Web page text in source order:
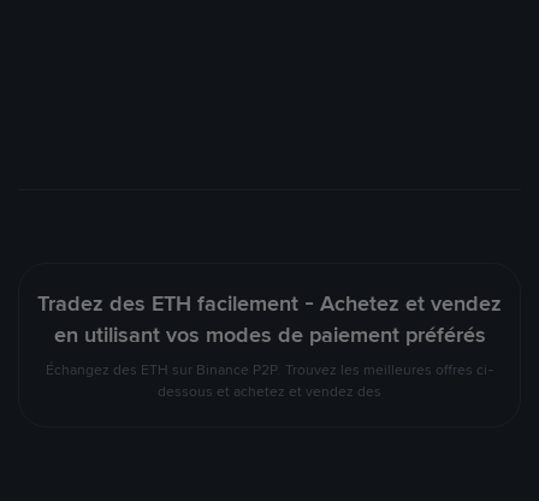
Tradez des ETH facilement - Achetez et vendez
en utilisant vos modes de paiement préférés
Échangez des ETH sur Binance P2P. Trouvez les meilleures offres ci-
dessous et achetez et vendez des